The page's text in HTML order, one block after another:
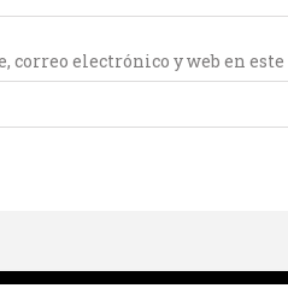
correo electrónico y web en